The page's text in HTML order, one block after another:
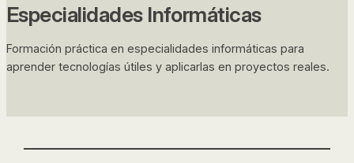
Especialidades Informáticas
Formación práctica en especialidades informáticas para
aprender tecnologías útiles y aplicarlas en proyectos reales.